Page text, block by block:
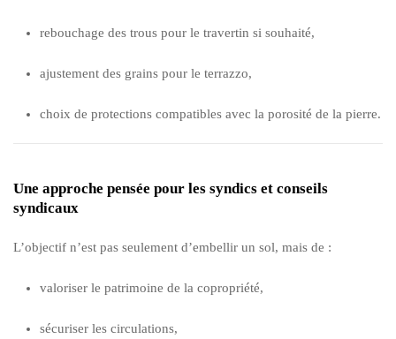
rebouchage des trous pour le travertin si souhaité,
ajustement des grains pour le terrazzo,
choix de protections compatibles avec la porosité de la pierre.
Une approche pensée pour les syndics et conseils
syndicaux
L’objectif n’est pas seulement d’embellir un sol, mais de :
valoriser le patrimoine de la copropriété,
sécuriser les circulations,